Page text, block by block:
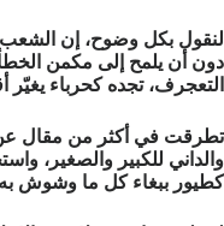
لنقول بكل وضوح، إن الشعب
دون أن يلمح إلى مكمن
التعجرف، تجده كحرباء
تطرقت في أكثر من مقال عن
والداني للكبير والصغير،
كطيور ببغاء كل ما وشوش به